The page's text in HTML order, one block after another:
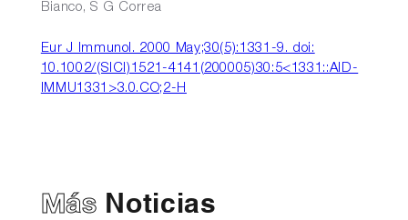
Bianco, S G Correa
Eur J Immunol. 2000 May;30(5):1331-9. doi:
10.1002/(SICI)1521-4141(200005)30:5<1331::AID-
IMMU1331>3.0.CO;2-H
Más Noticias